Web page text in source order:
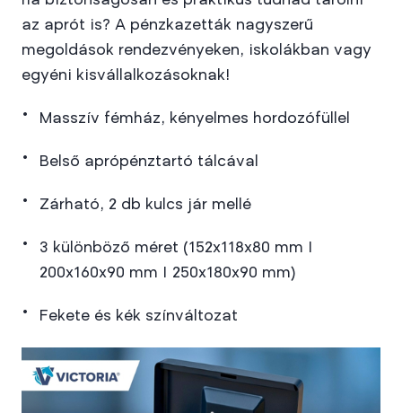
az aprót is? A pénzkazetták nagyszerű
megoldások rendezvényeken, iskolákban vagy
egyéni kisvállalkozásoknak!
Masszív fémház, kényelmes hordozófüllel
Belső aprópénztartó tálcával
Zárható, 2 db kulcs jár mellé
3 különböző méret (152x118x80 mm |
200x160x90 mm | 250x180x90 mm)
Fekete és kék színváltozat